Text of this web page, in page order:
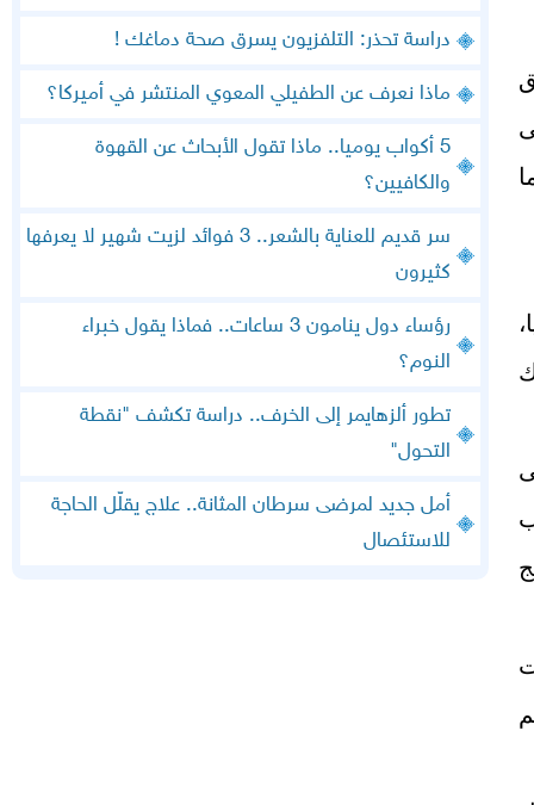
دراسة تحذر: التلفزيون يسرق صحة دماغك !
ماذا نعرف عن الطفيلي المعوي المنتشر في أميركا؟
5 أكواب يوميا.. ماذا تقول الأبحاث عن القهوة
والكافيين؟
سر قديم للعناية بالشعر.. 3 فوائد لزيت شهير لا يعرفها
كثيرون
رؤساء دول ينامون 3 ساعات.. فماذا يقول خبراء
النوم؟
تطور ألزهايمر إلى الخرف.. دراسة تكشف "نقطة
التحول"
أمل جديد لمرضى سرطان المثانة.. علاج يقلّل الحاجة
للاستئصال